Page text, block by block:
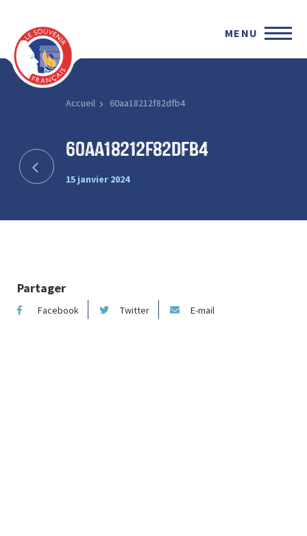
MENU
Accueil 60aa18212f82dfb4
60aa18212f82dfb4
15 janvier 2024
Partager
Facebook Twitter E-mail